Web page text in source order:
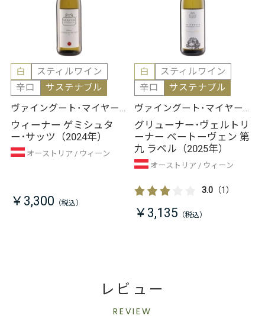
白
スティルワイン
辛口
サステナブル
ヴァイングート･マイヤー･
アム･プァールプラッツ
ウィーナー ゲミシュタ
ー･サッツ（2024年）
オーストリア ウィーン
￥3,300
白
スティルワイン
辛口
サステナブル
ヴァイングート･マイヤー･
アム･プァールプラッツ
グリューナー･ヴェルトリ
ーナー ベートーヴェン 第
九 ラベル（2025年）
オーストリア ウィーン
3.0（1）
￥3,135
レビュー
REVIEW